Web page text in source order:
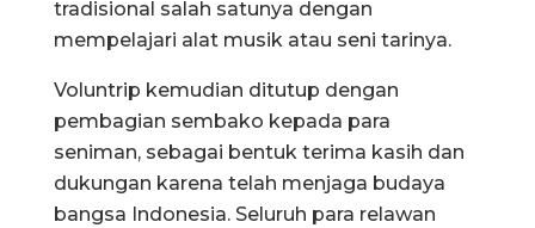
tradisional salah satunya dengan
mempelajari alat musik atau seni tarinya.
Voluntrip kemudian ditutup dengan
pembagian sembako kepada para
seniman, sebagai bentuk terima kasih dan
dukungan karena telah menjaga budaya
bangsa Indonesia. Seluruh para relawan